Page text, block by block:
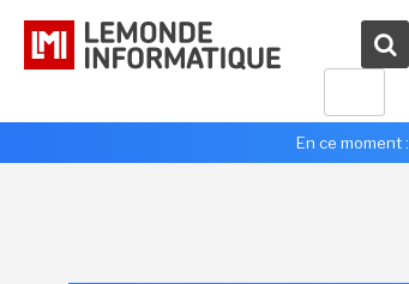
En ce moment :